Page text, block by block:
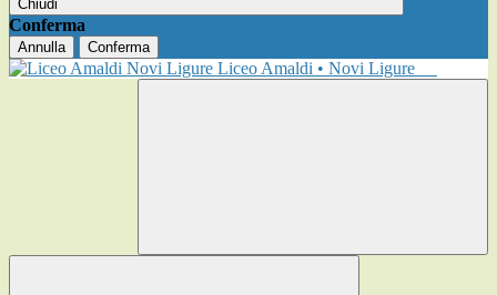
Chiudi
Conferma
Annulla Conferma
Liceo Amaldi • Novi Ligure